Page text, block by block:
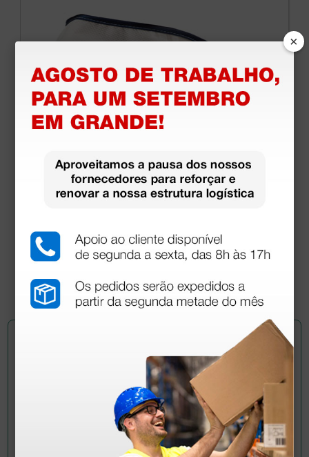
Máscara reutilizável Mycroclean 100 BFE 99,8%
17,94 €21,10 €
Pergunte a um colega
×